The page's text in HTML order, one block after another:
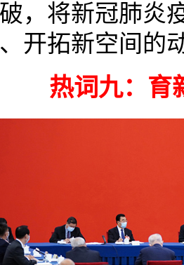
，将新冠肺炎
开拓新空间的
热词九：育